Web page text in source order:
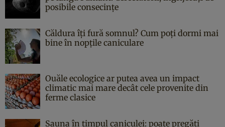
posibile consecințe
Căldura îți fură somnul? Cum poți dormi mai
bine în nopțile caniculare
Ouăle ecologice ar putea avea un impact
climatic mai mare decât cele provenite din
ferme clasice
Sauna în timpul caniculei: poate pregăti